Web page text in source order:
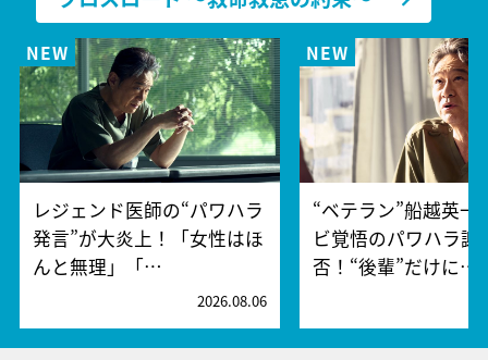
レジェンド医師の“パワハラ
発言”が大炎上！「女性はほ
んと無理」「…
2026.08.06
“ベテラン”船越英一
ビ覚悟のパワハラ謝
否！“後輩”だけに…